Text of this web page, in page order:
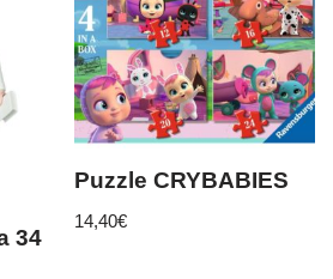
34
Puzzle CRYBABIES
14,40€